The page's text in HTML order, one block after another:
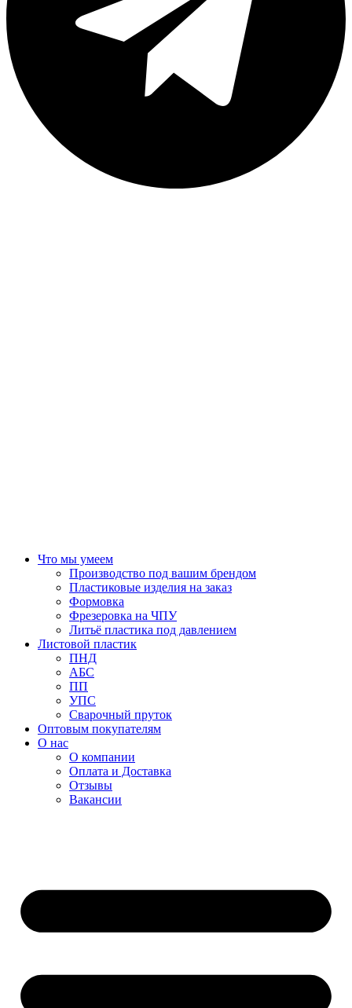
Что мы умеем
Производство под вашим брендом
Пластиковые изделия на заказ
Формовка
Фрезеровка на ЧПУ
Литьё пластика под давлением
Листовой пластик
ПНД
АБС
ПП
УПС
Сварочный пруток
Оптовым покупателям
О нас
О компании
Оплата и Доставка
Отзывы
Вакансии